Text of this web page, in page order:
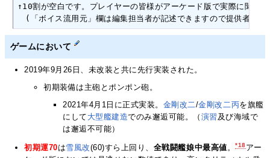
↑10割が空白です。プレイヤーの皆様がアーケード版で実際に聞い
(「ボイス流用元」欄は編集担当者が記述できますので提供者の
ゲームにおいて
2019年9月26日、未改装と共に先行実装された。
初期装備は主砲とポンポン砲。
2021年4月1日に正式実装。 金剛改二 /金剛改二丙を旗艦
にして 大型艦建造でのみ邂逅可能。（ 演習 及び海域で
は邂逅不可能）
初期運70は雪風改(60)すら上回り、 全戦闘艦娘中最高値。*18アー